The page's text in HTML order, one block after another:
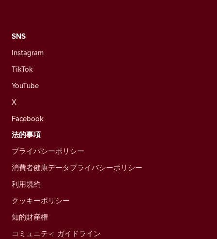
SNS
Instagram
TikTok
YouTube
X
Facebook
法的事項
プライバシーポリシー
消費者健康データプライバシーポリシー
利用規約
クッキーポリシー
知的財産権
コミュニティ ガイドライン